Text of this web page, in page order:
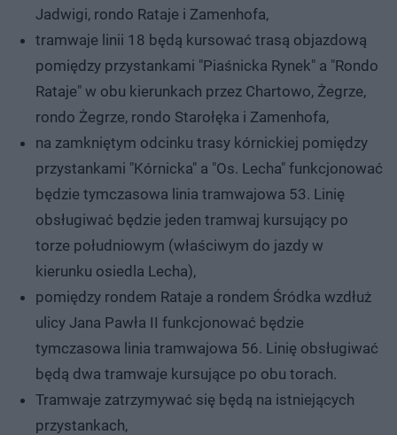
Jadwigi, rondo Rataje i Zamenhofa,
tramwaje linii 18 będą kursować trasą objazdową
pomiędzy przystankami "Piaśnicka Rynek" a "Rondo
Rataje" w obu kierunkach przez Chartowo, Żegrze,
rondo Żegrze, rondo Starołęka i Zamenhofa,
na zamkniętym odcinku trasy kórnickiej pomiędzy
przystankami "Kórnicka" a "Os. Lecha" funkcjonować
będzie tymczasowa linia tramwajowa 53. Linię
obsługiwać będzie jeden tramwaj kursujący po
torze południowym (właściwym do jazdy w
kierunku osiedla Lecha),
pomiędzy rondem Rataje a rondem Śródka wzdłuż
ulicy Jana Pawła II funkcjonować będzie
tymczasowa linia tramwajowa 56. Linię obsługiwać
będą dwa tramwaje kursujące po obu torach.
Tramwaje zatrzymywać się będą na istniejących
przystankach,